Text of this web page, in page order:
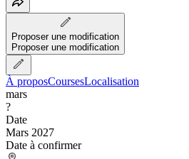
Proposer une modification
Proposer une modification
À proposCoursesLocalisation
mars
?
Date
Mars 2027
Date à confirmer